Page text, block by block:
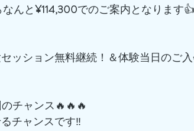
んと¥114,300でのご案内となります👍
ッション無料継続！＆体験当日のご
チャンス🔥🔥🔥
チャンスです‼️